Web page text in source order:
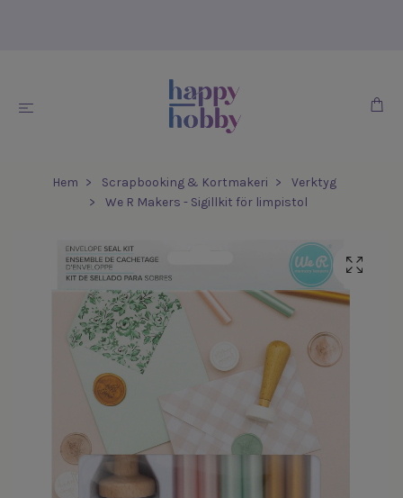
Hem Scrapbooking & Kortmakeri
Verktyg
We R Makers - Sigillkit för limpistol